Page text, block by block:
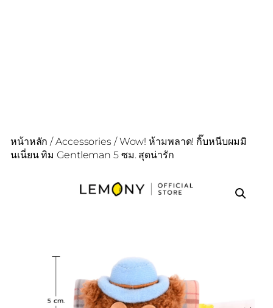
หน้าหลัก /Accessories / Wow! ห้ามพลาด! กิ๊บหนีบผมมิ
นเนี่ยน ทิม Gentleman 5 ซม. สุดน่ารัก